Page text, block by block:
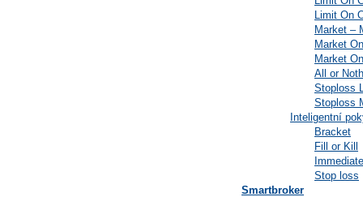
Limit On
Market –
Market
Market
All or
Stoploss
Stoploss
Inteligentní
Bracket
Fill or Kill
Stop loss
Smartbroker